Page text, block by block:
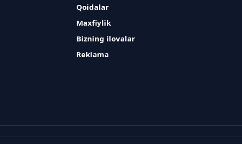
Qoidalar
Maxfiylik
Bizning ilovalar
Reklama